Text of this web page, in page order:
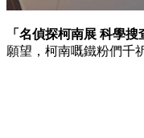
「名偵探柯南展 科學搜
願望，柯南嘅鐵粉們千